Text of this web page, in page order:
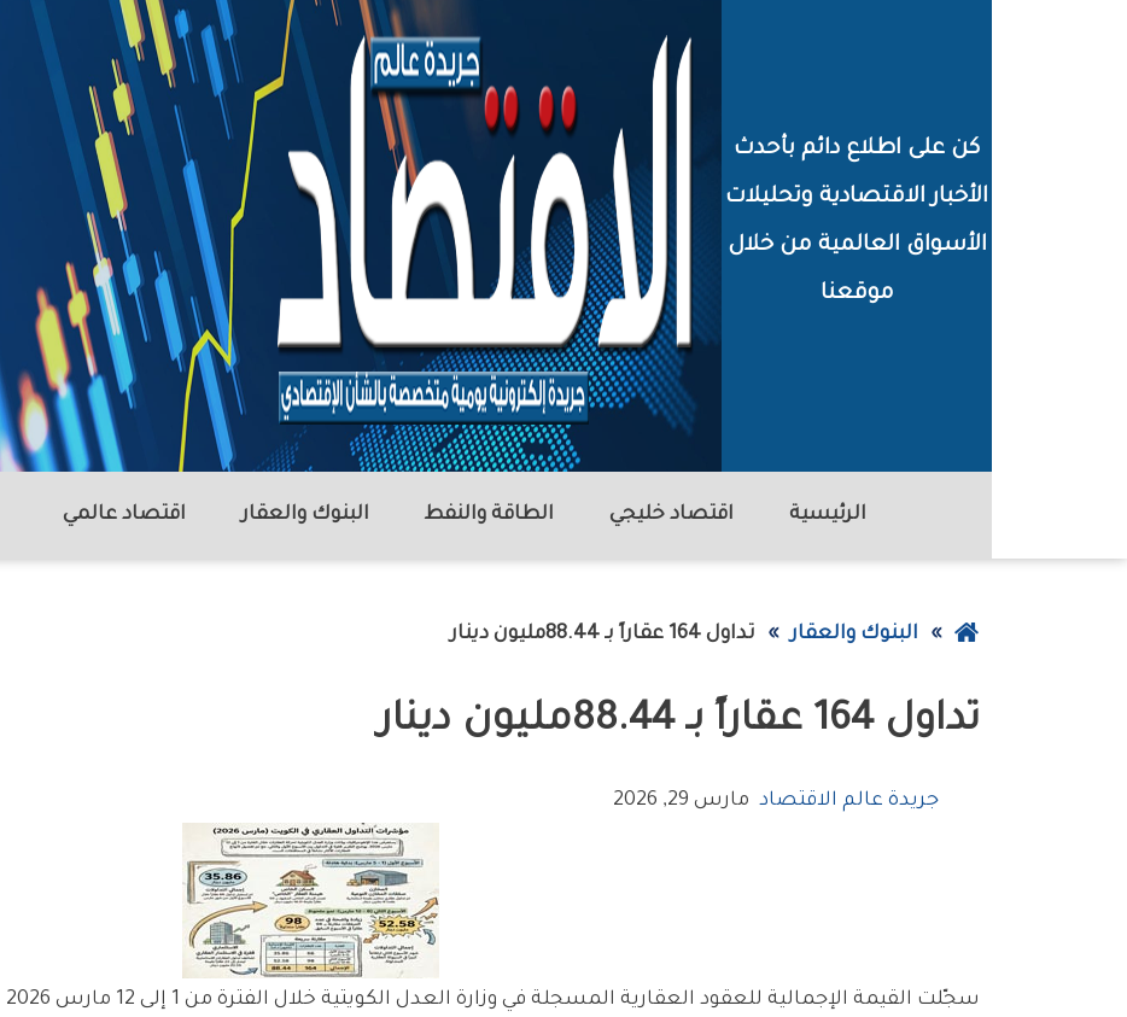
كن على اطلاع دائم بأحدث
الأخبار الاقتصادية وتحليلات
الأسواق العالمية من خلال
موقعنا
الرئيسية اقتصاد خليجي الطاقة والنفط البنوك والعقار اقتصاد عالمي
عودة
الصفحة
البنوك والعقار تداول‭ ‬164‭ ‬عقاراً‭ ‬بـ88‭.‬44‭ ‬مليون‭ ‬دينار
تداول‭ ‬164‭ ‬عقاراً‭ ‬بـ88‭.‬44‭ ‬مليون‭ ‬دينار
جريدة عالم الاقتصاد مارس 29, 2026